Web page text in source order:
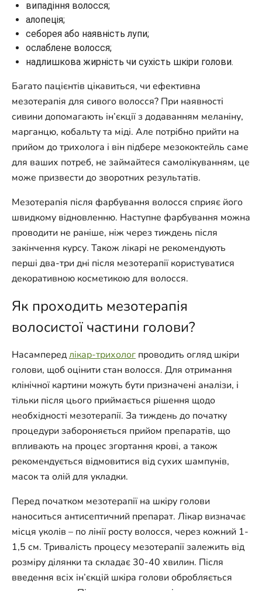
випадіння волосся;
алопеція;
себорея або наявність лупи;
ослаблене волосся;
надлишкова жирність чи сухість шкіри голови.
Багато пацієнтів цікавиться, чи ефективна
мезотерапія для сивого волосся? При наявності
сивини допомагають ін’єкції з додаванням меланіну,
марганцю, кобальту та міді. Але потрібно прийти на
прийом до трихолога і він підбере мезококтейль саме
для ваших потреб, не займайтеся самолікуванням, це
може призвести до зворотних результатів.
Мезотерапія після фарбування волосся сприяє його
швидкому відновленню. Наступне фарбування можна
проводити не раніше, ніж через тиждень після
закінчення курсу. Також лікарі не рекомендують
перші два-три дні після мезотерапії користуватися
декоративною косметикою для волосся.
Як проходить мезотерапія
волосистої частини голови?
Насампередлікар-трихолог проводить огляд шкіри
голови, щоб оцінити стан волосся. Для отримання
клінічної картини можуть бути призначені аналізи, і
тільки після цього приймається рішення щодо
необхідності мезотерапії. За тиждень до початку
процедури забороняється прийом препаратів, що
впливають на процес згортання крові, а також
рекомендується відмовитися від сухих шампунів,
масок та олій для укладки.
Перед початком мезотерапії на шкіру голови
наноситься антисептичний препарат. Лікар визначає
місця уколів – по лінії росту волосся, через кожний 1-
1,5 см. Тривалість процесу мезотерапії залежить від
розміру ділянки та складає 30-40 хвилин. Після
введення всіх ін’єкцій шкіра голови обробляється